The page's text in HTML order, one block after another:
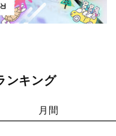
ンキング
月間